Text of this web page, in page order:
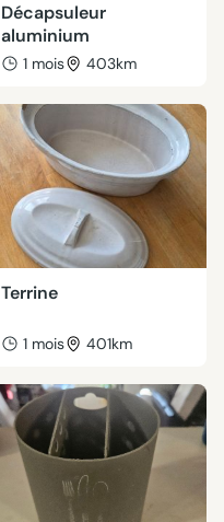
Décapsuleur
aluminium
1 mois 403km
Terrine
1 mois 401km